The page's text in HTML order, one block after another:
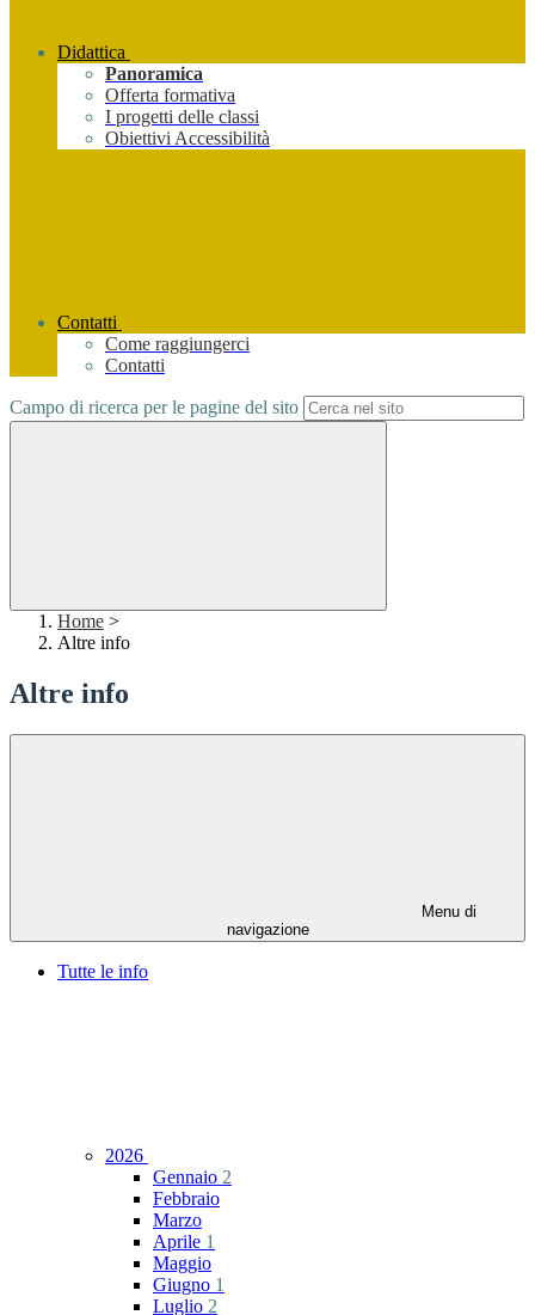
Didattica
Panoramica
Offerta formativa
I progetti delle classi
Obiettivi Accessibilità
Contatti
Come raggiungerci
Contatti
Campo di ricerca per le pagine del sito
Home >
Altre info
Altre info
Menu di
navigazione
Tutte le info
2026
Gennaio 2
Febbraio
Marzo
Aprile 1
Maggio
Giugno 1
Luglio 2